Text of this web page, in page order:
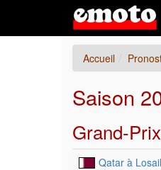
Accueil
Saison
Grand-
Qatar à